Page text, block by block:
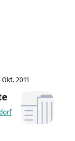
2011